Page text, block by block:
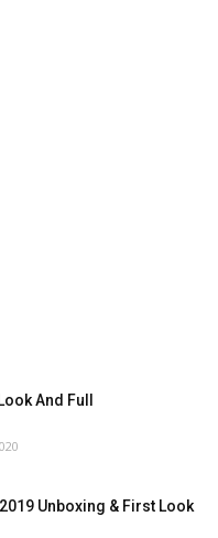
And Full
Unboxing & First Look